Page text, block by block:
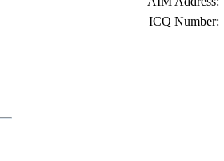
ICQ Number: